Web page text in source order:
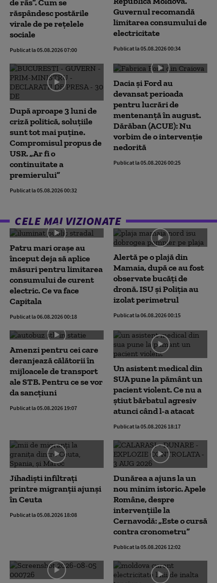
de râs”. Cum se
răspândesc postările
virale de pe rețelele
sociale
Publicat la 05.08.2026 07:00
Guvernul recomandă
limitarea consumului de
electricitate
Publicat la 05.08.2026 00:34
După aproape 3 luni de
criză politică, soluțiile
sunt tot mai puține.
Compromisul propus de
USR. „Ar fi o
continuitate a
premierului”
Publicat la 05.08.2026 00:32
Dacia și Ford au
devansat perioada
pentru lucrări de
mentenanță în august.
Dărăban (ACUE): Nu
vorbim de o intervenție
nedorită
Publicat la 05.08.2026 00:25
CELE MAI VIZIONATE
Patru mari orașe au
început deja să aplice
măsuri pentru limitarea
consumului de curent
electric. Ce va face
Capitala
Publicat la 06.08.2026 00:18
Alertă pe o plajă din
Mamaia, după ce au fost
observate bucăți de
dronă. ISU și Poliția au
izolat perimetrul
Publicat la 06.08.2026 00:15
Amenzi pentru cei care
deranjează călătorii în
mijloacele de transport
ale STB. Pentru ce se vor
da sancțiuni
Publicat la 05.08.2026 19:07
Un asistent medical din
SUA pune la pământ un
pacient violent. Ce nu a
știut bărbatul agresiv
atunci când l-a atacat
Publicat la 05.08.2026 18:17
Jihadiști infiltrați
printre migranții ajunși
în Ceuta
Publicat la 05.08.2026 18:08
Dunărea a ajuns la un
nou minim istoric. Apele
Române, despre
intervențiile la
Cernavodă: „Este o cursă
contra cronometru”
Publicat la 05.08.2026 12:02